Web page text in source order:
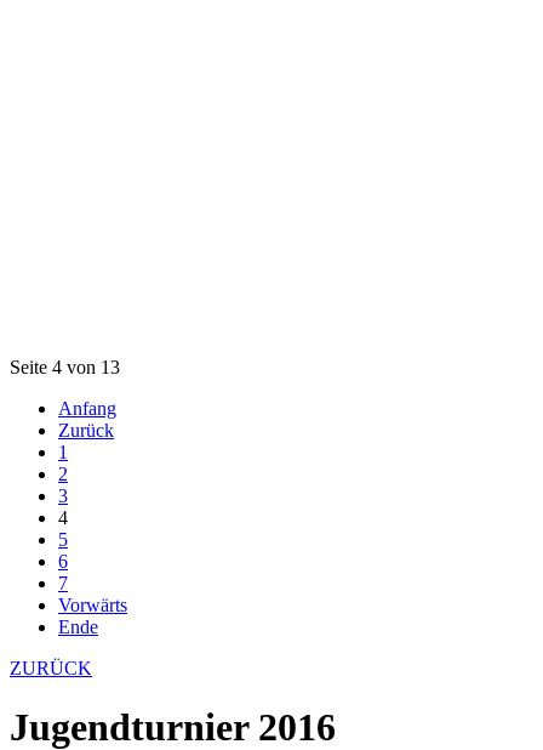
Seite 4 von 13
Anfang
Zurück
1
2
3
4
5
6
7
Vorwärts
Ende
ZURÜCK
Jugendturnier 2016